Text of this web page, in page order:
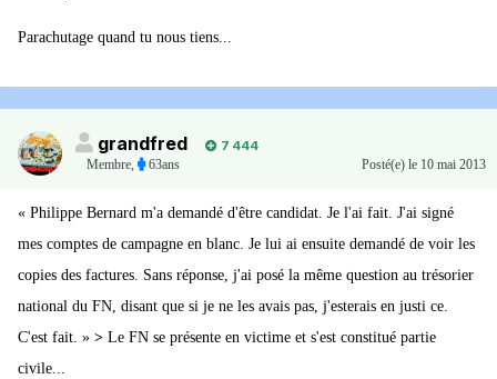
Parachutage quand tu nous tiens...
grandfred
7 444
Membre, 63ans Posté(e) le 10 mai 2013
« Philippe Bernard m'a demandé d'être candidat. Je l'ai fait. J'ai signé
mes comptes de campagne en blanc. Je lui ai ensuite demandé de voir les
copies des factures. Sans réponse, j'ai posé la même question au trésorier
national du FN, disant que si je ne les avais pas, j'esterais en justi ce.
C'est fait. » > Le FN se présente en victime et s'est constitué partie
civile...